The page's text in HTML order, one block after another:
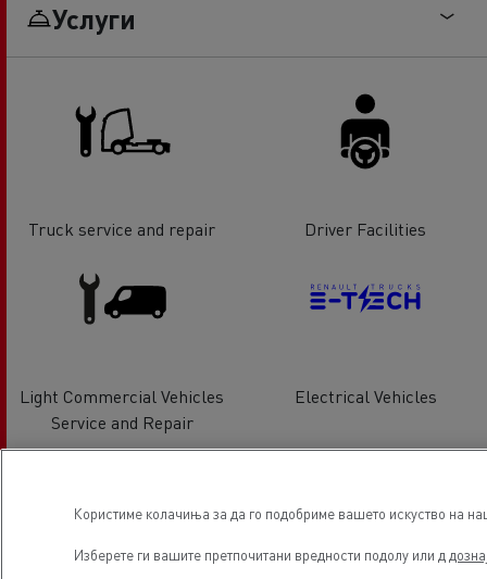
Услуги
Truck service and repair Driver Facilities
Light Commercial Vehicles
Service and Repair
Electrical Vehicles
Користиме колачиња за да го подобриме вашето искуство на
Изберете ги вашите претпочитани вредности подолу или д